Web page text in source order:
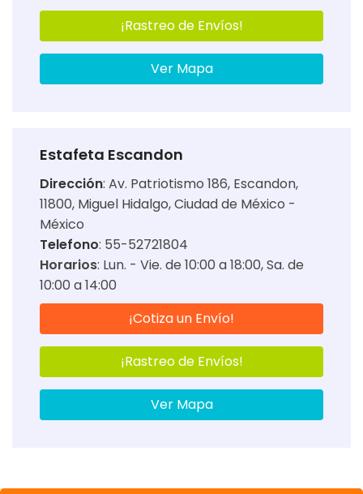
¡Rastreo de Envíos!
Ver Mapa
Estafeta Escandon
Dirección: Av. Patriotismo 186, Escandon,
11800, Miguel Hidalgo, Ciudad de México -
México
Telefono: 55-52721804
Horarios: Lun. - Vie. de 10:00 a 18:00 Sa. de
10:00 a 14:00
¡Cotiza un Envío!
¡Rastreo de Envíos!
Ver Mapa